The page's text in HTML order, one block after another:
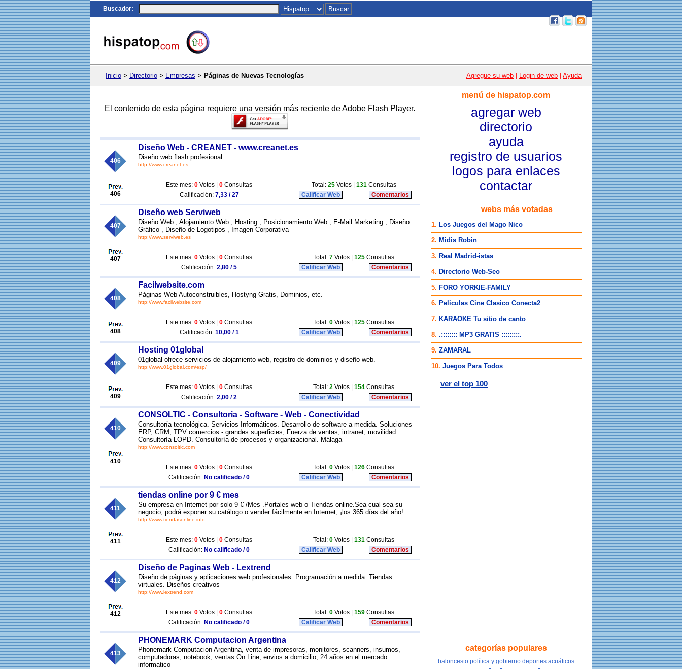
Buscador:
Inicio > Directorio > Empresas > Páginas de Nuevas Tecnologías Agregue su web Login de web Ayuda
El contenido de esta página requiere una versión más reciente de Adobe Flash Player.
406
406
Diseño Web - CREANET - www.creanet.es
Diseño web flash profesional
http://www.creanet.es
Este mes: 0 Votos | 0 Consultas Total: 25Votos | 131Consultas
Calificación: 7,33 / 27 Calificar Web Comentarios
407
407
Diseño web Serviweb
Diseño Web , Alojamiento Web , Hosting , Posicionamiento Web , E-Mail Marketing , Diseño
Gráfico , Diseño de Logotipos , Imagen Corporativa
http://www.serviweb.es
Este mes: 0 Votos | 0 Consultas Total: 7 Votos | 125 Consultas
Calificación: 2,80 / 5 Calificar Web Comentarios
408
408
Facilwebsite.com
Páginas Web Autoconstruibles, Hostyng Gratis, Dominios, etc.
http://www.facilwebsite.com
Este mes: 0 Votos | 0 Consultas Total: 0 Votos | 125 Consultas
Calificación: 10,00 / 1 Calificar Web Comentarios
409
409
Hosting 01global
01global ofrece servicios de alojamiento web, registro de dominios y diseño web.
http://www.01global.com/esp/
Este mes: 0 Votos | 0 Consultas Total: 2 Votos | 154 Consultas
Calificación: 2,00 / 2 Calificar Web Comentarios
410
410
CONSOLTIC - Consultoria - Software - Web - Conectividad
Consultoría tecnológica. Servicios Informáticos. Desarrollo de software a medida. Soluciones
ERP, CRM, TPV comercios - grandes superficies, Fuerza de ventas, intranet, movilidad.
Consultoría LOPD. Consultoría de procesos y organizacional. Málaga
http://www.consoltic.com
Este mes: 0 Votos | 0 Consultas Total: 0 Votos | 126 Consultas
Calificación: No calificado / 0 Calificar Web Comentarios
411
411
tiendas online por 9 € mes
Su empresa en Internet por solo 9 € /Mes .Portales web o Tiendas online.Sea cual sea su
negocio, podrá exponer su catálogo o vender fácilmente en Internet, ¡los 365 días del año!
http://www.tiendasonline.info
Este mes: 0 Votos | 0 Consultas Total: 0 Votos | 131 Consultas
Calificación: No calificado / 0 Calificar Web Comentarios
412
412
Diseño de Paginas Web - Lextrend
Diseño de páginas y aplicaciones web profesionales. Programación a medida. Tiendas
virtuales. Diseños creativos
http://www.lextrend.com
Este mes: 0 Votos | 0 Consultas Total: 0 Votos | 159 Consultas
Calificación: No calificado / 0 Calificar Web Comentarios
413
PHONEMARK Computacion Argentina
Phonemark Computacion Argentina, venta de impresoras, monitores, scanners, insumos,
computadoras, notebook, ventas On Line, envios a domicilio, 24 años en el mercado
informatico